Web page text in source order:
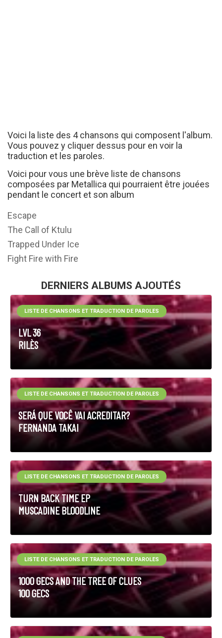
Voici la liste des 4 chansons qui composent l'album.
Vous pouvez y cliquer dessus pour en voir la
traduction et les paroles.
Voici pour vous une brève liste de chansons
composées par Metallica qui pourraient être jouées
pendant le concert et son album
Escape
The Call of Ktulu
Trapped Under Ice
Fight Fire with Fire
DERNIERS ALBUMS AJOUTÉS
LVL 36
RILÈS
LISTE DE CHANSONS ET TRADUCTION DE PAROLES
SERÁ QUE VOCÊ VAI ACREDITAR?
FERNANDA TAKAI
LISTE DE CHANSONS ET TRADUCTION DE PAROLES
TURN BACK TIME EP
MUSCADINE BLOODLINE
LISTE DE CHANSONS ET TRADUCTION DE PAROLES
1000 GECS AND THE TREE OF CLUES
100 GECS
LISTE DE CHANSONS ET TRADUCTION DE PAROLES